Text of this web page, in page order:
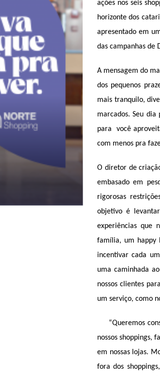
ações nos seis
horizonte dos
apresentado em
das campanhas de
A mensagem do
dos pequenos
mais tranquilo,
marcados. Seu
para você
com menos pra
O diretor de
embasado em
rigorosas
objetivo é
experiências que
família, um happy
incentivar cada
uma caminhada
nossos clientes
um serviço, como
“Queremos
nossos shoppings,
em nossas lojas.
fora dos